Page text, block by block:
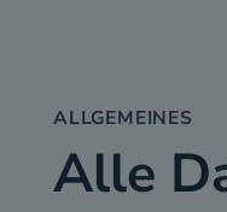
Alle
ALLGEMEINES